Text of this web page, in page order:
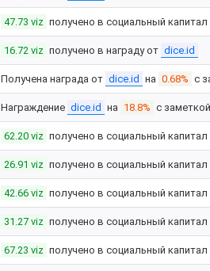
47.73 viz получено в социальный
16.72 viz получено в награду от dice.id
Получена награда от dice.id на 0.68% с
Награждение dice.id на 18.8% с
62.20 viz получено в социальный
26.91 viz получено в социальный
42.66 viz получено в социальный
31.27 viz получено в социальный
67.23 viz получено в социальный